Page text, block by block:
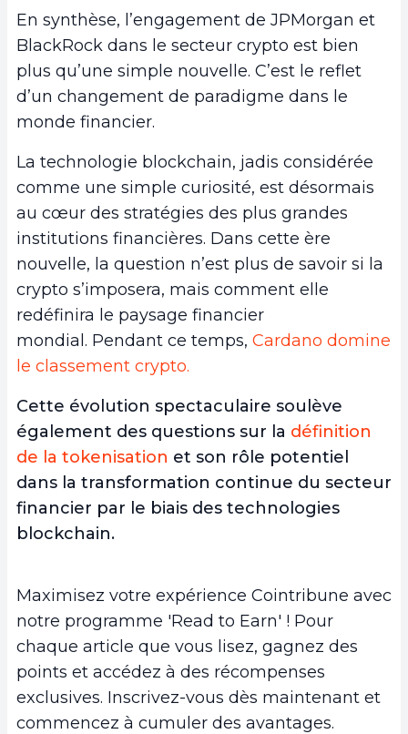
En synthèse, l’engagement de JPMorgan et
BlackRock dans le secteur crypto est bien
plus qu’une simple nouvelle. C’est le reflet
d’un changement de paradigme dans le
monde financier.
La technologie blockchain, jadis considérée
comme une simple curiosité, est désormais
au cœur des stratégies des plus grandes
institutions financières. Dans cette ère
nouvelle, la question n’est plus de savoir si la
crypto s’imposera, mais comment elle
redéfinira le paysage financier
mondial. Pendant ce temps, Cardano domine
le classement crypto.
Cette évolution spectaculaire soulève
également des questions sur la définition
de la tokenisation et son rôle potentiel
dans la transformation continue du secteur
financier par le biais des technologies
blockchain.
Maximisez votre expérience Cointribune avec
notre programme 'Read to Earn' ! Pour
chaque article que vous lisez, gagnez des
points et accédez à des récompenses
exclusives. Inscrivez-vous dès maintenant et
commencez à cumuler des avantages.